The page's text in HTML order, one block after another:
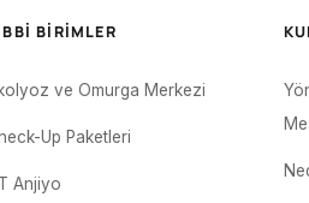
BIRIMLER
ve Omurga Merkezi
Up Paketleri
Anjiyo